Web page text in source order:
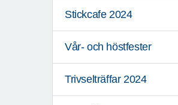
Stickcafe 2024
Vår- och höstfester
Trivselträffar 2024